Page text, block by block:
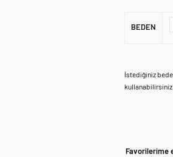
BEDEN
İstediğiniz
kullanabilirsiniz.
Favorilerime